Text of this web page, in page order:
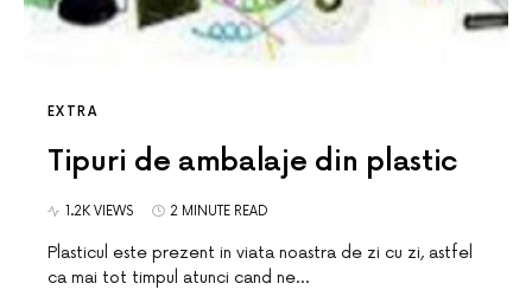
EXTRA
Tipuri de ambalaje din plastic
1.2K VIEWS 2 MINUTE READ
Plasticul este prezent in viata noastra de zi cu zi, astfel
ca mai tot timpul atunci cand ne…